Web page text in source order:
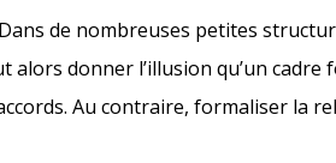
Dans de nombreuses petites
donner l’illusion qu’un cadre
Au contraire, formaliser la